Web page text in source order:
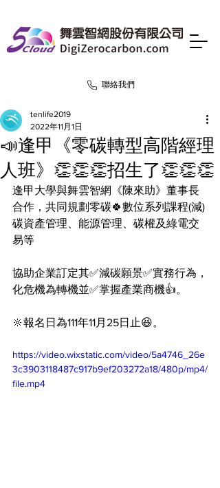
聯絡我們
📣逢甲《零碳轉型高階經理
人班》👏👏👏招生了👏👏👏
tenlife2019
2022年11月1日
逢甲大學與舞雲智網《陳來助》董事長
合作，共同規劃零碳🍀數位系列課程(減)
碳資產管理、能源管理、碳權及綠電交
易等
協助企業訂定其✅減碳願景✅實務行為，
化危機為轉機並✅掌握產業商機👍。
🔆報名日為111年11月25日止😆。
https://video.wixstatic.com/video/5a4746_26e
3c3903118487c917b9ef203272a18/480p/mp4/
file.mp4